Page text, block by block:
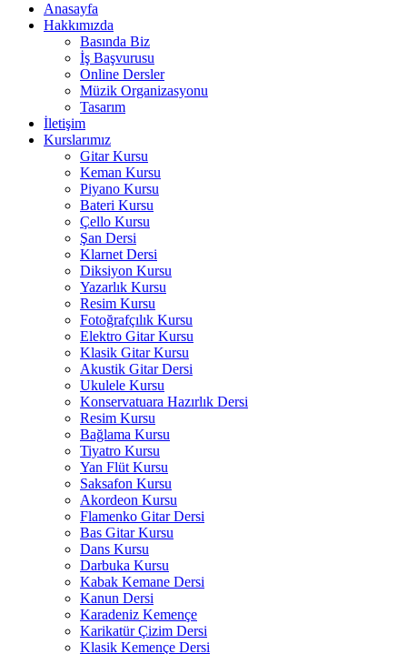
Anasayfa
Hakkımızda
Basında Biz
İş Başvurusu
Online Dersler
Müzik Organizasyonu
Tasarım
İletişim
Kurslarımız
Gitar Kursu
Keman Kursu
Piyano Kursu
Bateri Kursu
Çello Kursu
Şan Dersi
Klarnet Dersi
Diksiyon Kursu
Yazarlık Kursu
Resim Kursu
Fotoğrafçılık Kursu
Elektro Gitar Kursu
Klasik Gitar Kursu
Akustik Gitar Dersi
Ukulele Kursu
Konservatuara Hazırlık Dersi
Resim Kursu
Bağlama Kursu
Tiyatro Kursu
Yan Flüt Kursu
Saksafon Kursu
Akordeon Kursu
Flamenko Gitar Dersi
Bas Gitar Kursu
Dans Kursu
Darbuka Kursu
Kabak Kemane Dersi
Kanun Dersi
Karadeniz Kemençe
Karikatür Çizim Dersi
Klasik Kemençe Dersi